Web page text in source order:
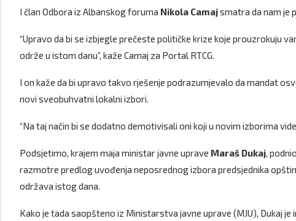
I član Odbora iz Albanskog foruma Nikola Camajsmatra da nam je
“Upravo da bi se izbjegle prečeste političke krize koje prouzrokuju
održe u istom danu”, kaže Camaj za Portal RTCG.
I on kaže da bi upravo takvo rješenje podrazumjevalo da mandat
novi sveobuhvatni lokalni izbori.
“Na taj način bi se dodatno demotivisali oni koji u novim izborima
Podsjetimo, krajem maja ministar javne uprave Maraš Dukaj,
razmotre predlog uvođenja neposrednog izbora predsjednika
održava istog dana.
Kako je tada saopšteno iz Ministarstva javne uprave (MJU), Dukaj